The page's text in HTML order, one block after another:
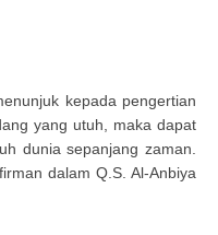
kepada pengertian
yang utuh, maka dapat
dunia sepanjang zaman.
dalam Q.S. Al-Anbiya